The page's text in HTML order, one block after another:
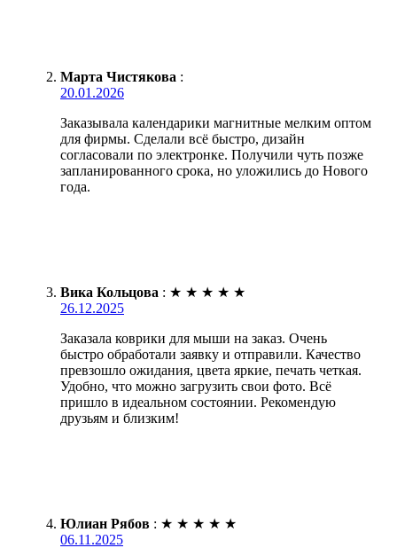
Марта Чистякова :
20.01.2026
Заказывала календарики магнитные мелким оптом
для фирмы. Сделали всё быстро, дизайн
согласовали по электронке. Получили чуть позже
запланированного срока, но уложились до Нового
года.
Вика Кольцова : ★ ★ ★ ★ ★
26.12.2025
Заказала коврики для мыши на заказ. Очень
быстро обработали заявку и отправили. Качество
превзошло ожидания, цвета яркие, печать четкая.
Удобно, что можно загрузить свои фото. Всё
пришло в идеальном состоянии. Рекомендую
друзьям и близким!
Юлиан Рябов : ★ ★ ★ ★ ★
06.11.2025